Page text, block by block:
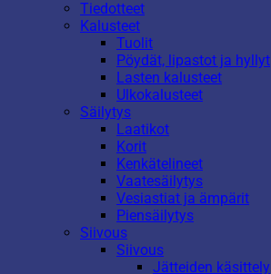
Tiedotteet
Kalusteet
Tuolit
Pöydät, lipastot ja hyllyt
Lasten kalusteet
Ulkokalusteet
Säilytys
Laatikot
Korit
Kenkätelineet
Vaatesäilytys
Vesiastiat ja ämpärit
Piensäilytys
Siivous
Siivous
Jätteiden käsittely